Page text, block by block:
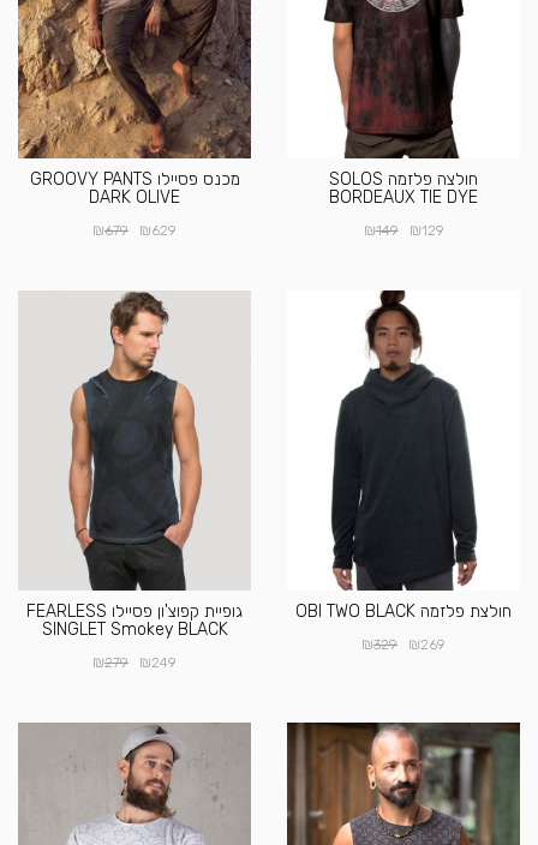
חולצה פלזמה SOLOS
BORDEAUX TIE DYE
₪129
₪149
מכנס פסיילו GROOVY PANTS
DARK OLIVE
₪629
₪679
חולצת פלזמה OBI TWO BLACK
₪269
₪329
גופיית קפוצ'ון פסיילו FEARLESS
SINGLET Smokey BLACK
₪249
₪279